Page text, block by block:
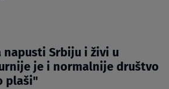
Srbiju i živi u
je i normalnije društvo
plaši"